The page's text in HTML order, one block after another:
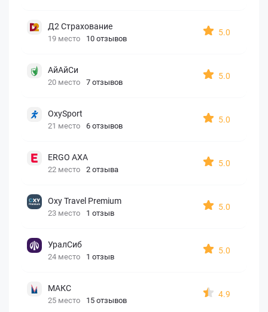
Д2 Страхование
19 место 10 отзывов
5.0
АйАйСи
20 место 7 отзывов
5.0
OxySport
21 место 6 отзывов
5.0
ERGO AXA
22 место 2 отзыва
5.0
Oxy Travel Premium
23 место 1 отзыв
5.0
УралСиб
24 место 1 отзыв
5.0
МАКС
25 место 15 отзывов
4.9